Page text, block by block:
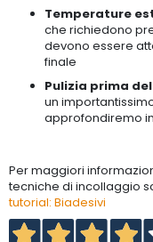
Temperature
che richiedono
devono essere
finale
Pulizia prima
un
approfondiremo
Per maggiori
tecniche di incollaggio
tutorial: Biadesivi